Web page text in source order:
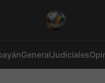
GeneralJudiciales